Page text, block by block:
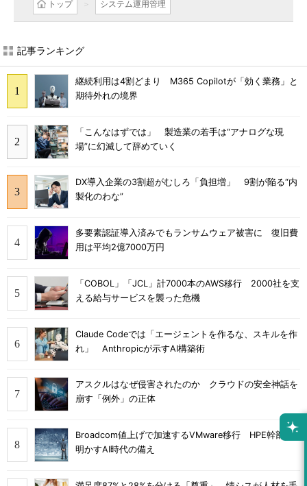
トップ システム運用管理
記事ランキング
継続利用は4割どまり M365 Copilotが「効く業務」と
期待外れの境界
「こんなはずでは」 製造業の若手は“アナログな現
場”に幻滅して辞めていく
DX導入企業の3割超がむしろ「負担増」 9割が陥る“内
製化のわな”
多要素認証導入済みでもランサムウェア被害に 復旧費
用は平均2億7000万円
「COBOL」「JCL」計7000本のAWS移行 2000社を支
える給与サービスを襲った危機
Claude Codeでは「エージェントを作るな、スキルを作
れ」 Anthropicが示すAI構築術
アスクルはなぜ侵害されたのか クラウドの安全神話を
崩す「例外」の正体
Broadcom値上げで加速するVMware移行 HPE幹部が
明かすAI時代の備え